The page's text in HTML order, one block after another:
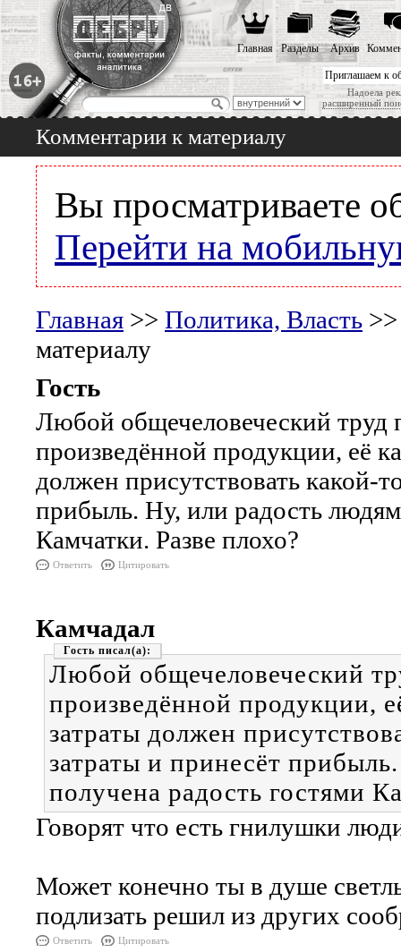
Приглашаем к
Надоела
расширенный
Главная Разделы Архив
Комментарии к материалу
Вы просматриваете
Перейти на
Главная >> Политика, Власть
материалу
Гость
Любой общечеловеческий
произведённой продукции, её
должен присутствовать какой-
прибыль. Ну, или радость
Камчатки. Разве плохо?
Ответить Цитировать
Камчадал
Гость
Любой общечеловеческий
произведённой продукции,
затраты должен
затраты и принесёт
получена радость гостями
Говорят что есть гнилушки
Может конечно ты в душе
подлизать решил из других
Ответить Цитировать